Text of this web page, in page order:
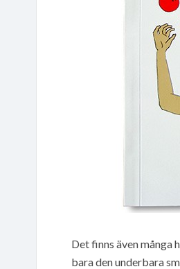
Det finns även många
bara den underbara